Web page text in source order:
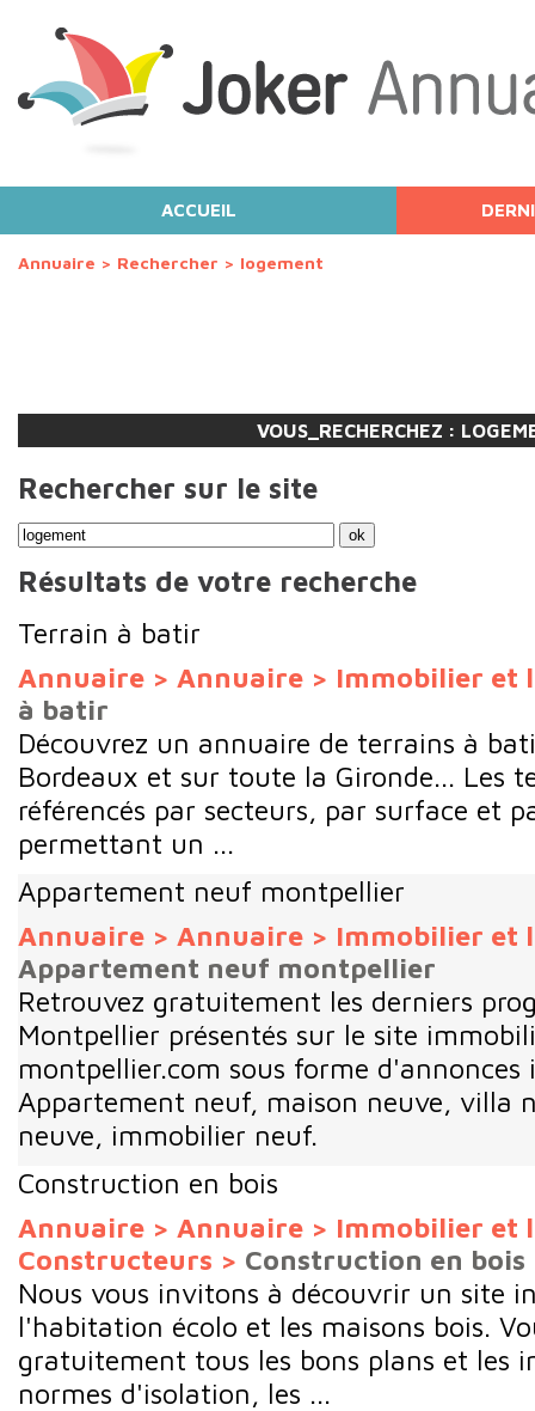
VOUS_RECHERCHEZ :
ACCUEIL
Annuaire > Rechercher > logement
Rechercher sur le site
Résultats de votre recherche
Terrain à batir
Annuaire > Annuaire > Immobilier et
à batir
Découvrez un annuaire de terrains à
Bordeaux et sur toute la Gironde... Les
référencés par secteurs, par surface et
permettant un ...
Appartement neuf montpellier
Annuaire > Annuaire > Immobilier et
Appartement neuf montpellier
Retrouvez gratuitement les derniers
Montpellier présentés sur le site
montpellier.com sous forme d'annonces
Appartement neuf, maison neuve, villa
neuve, immobilier neuf.
Construction en bois
Annuaire > Annuaire > Immobilier et
Constructeurs > Construction en bois
Nous vous invitons à découvrir un site
l'habitation écolo et les maisons bois.
gratuitement tous les bons plans et les
normes d'isolation, les ...